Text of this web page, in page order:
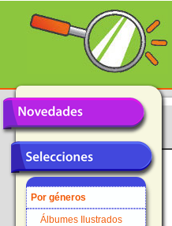
Por géneros
Álbumes Ilustrados